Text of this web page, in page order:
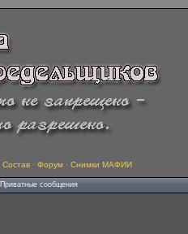
Состав · Форум · Снимки МАФИИ
Приватные сообщения